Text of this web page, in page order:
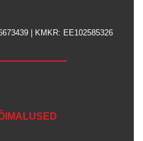
| KMKR: EE102585326